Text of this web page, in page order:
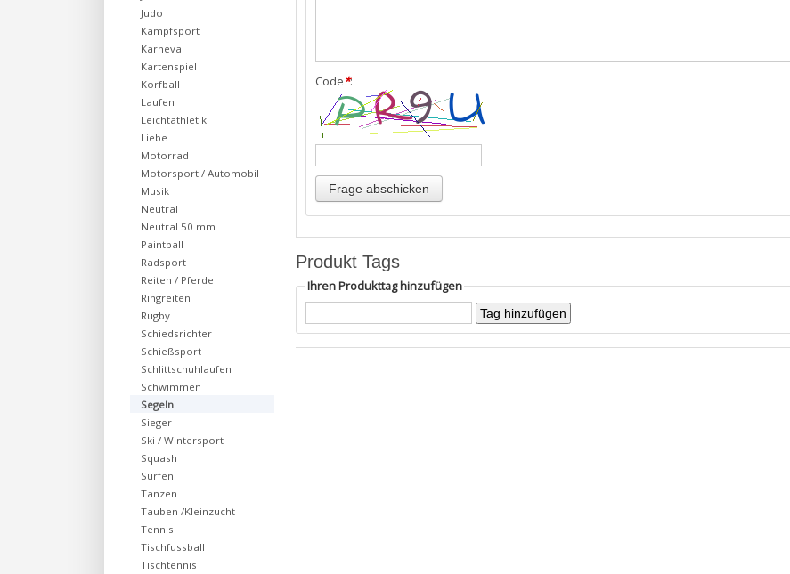
Code*:
Produkt Tags
Ihren Produkttag hinzufügen
Judo
Kampfsport
Karneval
Kartenspiel
Korfball
Laufen
Leichtathletik
Liebe
Motorrad
Motorsport / Automobil
Musik
Neutral
Neutral 50 mm
Paintball
Radsport
Reiten / Pferde
Ringreiten
Rugby
Schiedsrichter
Schießsport
Schlittschuhlaufen
Schwimmen
Segeln
Sieger
Ski / Wintersport
Squash
Surfen
Tanzen
Tauben /Kleinzucht
Tennis
Tischfussball
Tischtennis